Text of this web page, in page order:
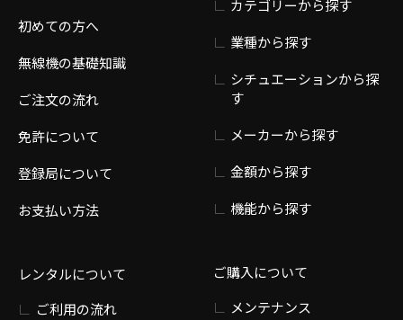
初めての方へ
無線機の基礎知識
ご注文の流れ
免許について
登録局について
お支払い方法
レンタルについて
ご利用の流れ
カテゴリーから探す
業種から探す
シチュエーションから探
す
メーカーから探す
金額から探す
機能から探す
ご購入について
メンテナンス